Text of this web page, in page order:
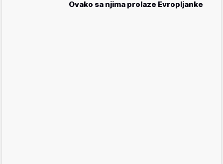
Ovako sa njima prolaze Evropljanke